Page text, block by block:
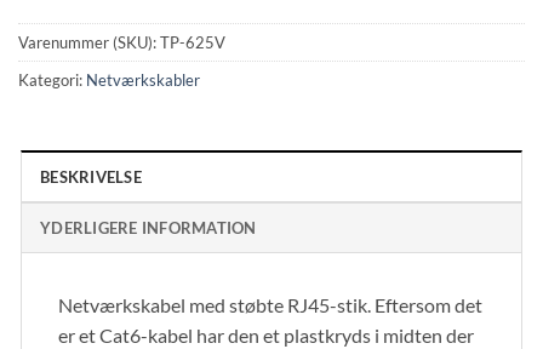
Varenummer (SKU):TP-625V
Kategori: Netværkskabler
BESKRIVELSE
YDERLIGERE INFORMATION
Netværkskabel med støbte RJ45-stik. Eftersom det
er et Cat6-kabel har den et plastkryds i midten der